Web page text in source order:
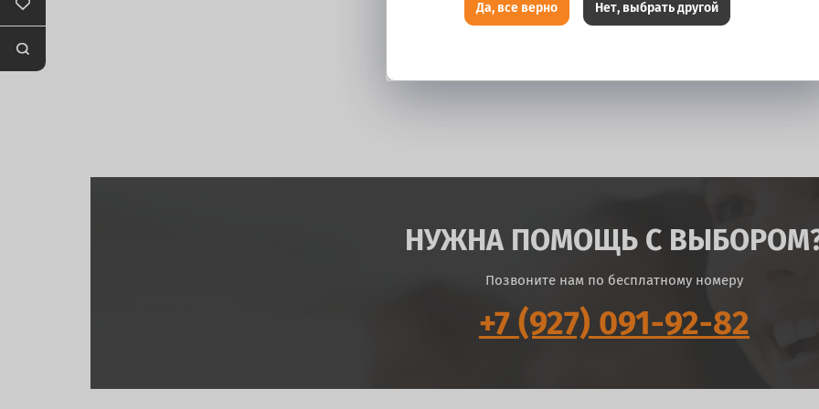
НУЖНА ПОМОЩЬ С
Позвоните нам по бесплатному номеру
+7 (927) 091-92-82
Да, все верно Нет, выбрать другой